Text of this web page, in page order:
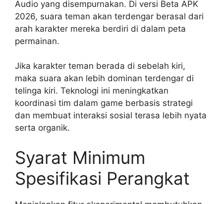
Audio yang disempurnakan. Di versi Beta APK
2026, suara teman akan terdengar berasal dari
arah karakter mereka berdiri di dalam peta
permainan.
Jika karakter teman berada di sebelah kiri,
maka suara akan lebih dominan terdengar di
telinga kiri. Teknologi ini meningkatkan
koordinasi tim dalam game berbasis strategi
dan membuat interaksi sosial terasa lebih nyata
serta organik.
Syarat Minimum
Spesifikasi Perangkat